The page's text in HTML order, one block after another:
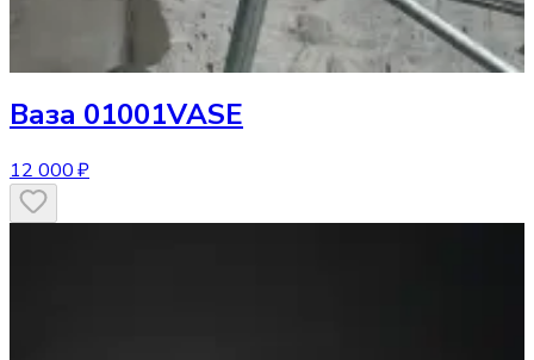
Ваза 01001VASE
12 000 ₽